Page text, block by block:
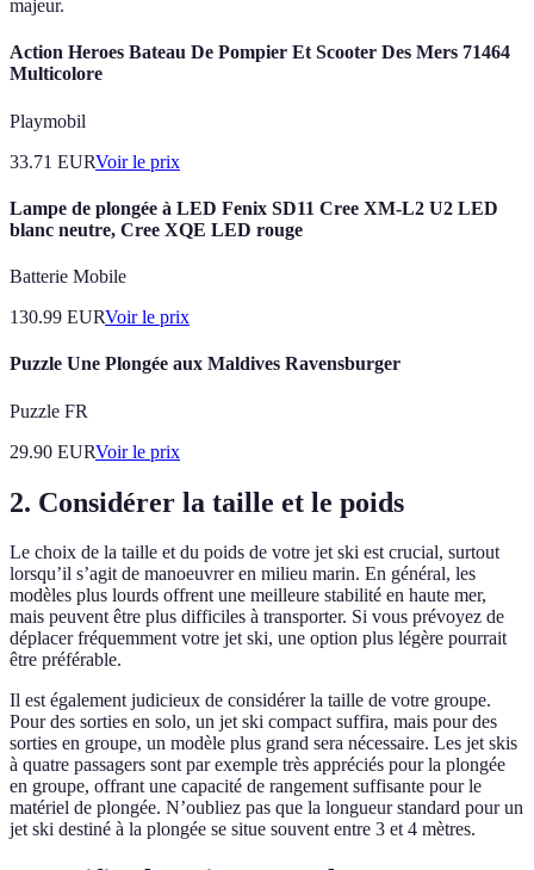
majeur.
Action Heroes Bateau De Pompier Et Scooter Des Mers 71464
Multicolore
Playmobil
33.71 EURVoir le prix
Lampe de plongée à LED Fenix SD11 Cree XM-L2 U2 LED
blanc neutre, Cree XQE LED rouge
Batterie Mobile
130.99 EURVoir le prix
Puzzle Une Plongée aux Maldives Ravensburger
Puzzle FR
29.90 EURVoir le prix
2. Considérer la taille et le poids
Le choix de la taille et du poids de votre jet ski est crucial, surtout
lorsqu’il s’agit de manoeuvrer en milieu marin. En général, les
modèles plus lourds offrent une meilleure stabilité en haute mer,
mais peuvent être plus difficiles à transporter. Si vous prévoyez de
déplacer fréquemment votre jet ski, une option plus légère pourrait
être préférable.
Il est également judicieux de considérer la taille de votre groupe.
Pour des sorties en solo, un jet ski compact suffira, mais pour des
sorties en groupe, un modèle plus grand sera nécessaire. Les jet skis
à quatre passagers sont par exemple très appréciés pour la plongée
en groupe, offrant une capacité de rangement suffisante pour le
matériel de plongée. N’oubliez pas que la longueur standard pour un
jet ski destiné à la plongée se situe souvent entre 3 et 4 mètres.